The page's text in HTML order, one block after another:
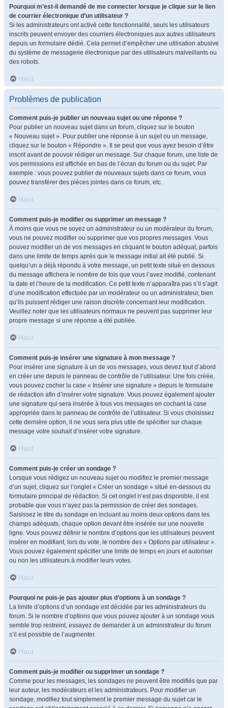
Pourquoi m’est-il demandé de me connecter lorsque je clique sur le lien
de courrier électronique d’un utilisateur ?
Si les administrateurs ont activé cette fonctionnalité, seuls les utilisateurs
inscrits peuvent envoyer des courriers électroniques aux autres utilisateurs
depuis un formulaire dédié. Cela permet d’empêcher une utilisation abusive
du système de messagerie électronique par des utilisateurs malveillants ou
des robots.
Haut
Problèmes de publication
Comment puis-je publier un nouveau sujet ou une réponse ?
Pour publier un nouveau sujet dans un forum, cliquez sur le bouton
« Nouveau sujet ». Pour publier une réponse à un sujet ou un message,
cliquez sur le bouton « Répondre ». Il se peut que vous ayez besoin d’être
inscrit avant de pouvoir rédiger un message. Sur chaque forum, une liste de
vos permissions est affichée en bas de l’écran du forum ou du sujet. Par
exemple : vous pouvez publier de nouveaux sujets dans ce forum, vous
pouvez transférer des pièces jointes dans ce forum, etc.
Haut
Comment puis-je modifier ou supprimer un message ?
À moins que vous ne soyez un administrateur ou un modérateur du forum,
vous ne pouvez modifier ou supprimer que vos propres messages. Vous
pouvez modifier un de vos messages en cliquant le bouton adéquat, parfois
dans une limite de temps après que le message initial ait été publié. Si
quelqu’un a déjà répondu à votre message, un petit texte situé en dessous
du message affichera le nombre de fois que vous l’avez modifié, contenant
la date et l’heure de la modification. Ce petit texte n’apparaîtra pas s’il s’agit
d’une modification effectuée par un modérateur ou un administrateur, bien
qu’ils puissent rédiger une raison discrète concernant leur modification.
Veuillez noter que les utilisateurs normaux ne peuvent pas supprimer leur
propre message si une réponse a été publiée.
Haut
Comment puis-je insérer une signature à mon message ?
Pour insérer une signature à un de vos messages, vous devez tout d’abord
en créer une depuis le panneau de contrôle de l’utilisateur. Une fois créée,
vous pouvez cocher la case « Insérer une signature » depuis le formulaire
de rédaction afin d’insérer votre signature. Vous pouvez également ajouter
une signature qui sera insérée à tous vos messages en cochant la case
appropriée dans le panneau de contrôle de l’utilisateur. Si vous choisissez
cette dernière option, il ne vous sera plus utile de spécifier sur chaque
message votre souhait d’insérer votre signature.
Haut
Comment puis-je créer un sondage ?
Lorsque vous rédigez un nouveau sujet ou modifiez le premier message
d’un sujet, cliquez sur l’onglet « Créer un sondage » situé en-dessous du
formulaire principal de rédaction. Si cet onglet n’est pas disponible, il est
probable que vous n’ayez pas la permission de créer des sondages.
Saisissez le titre du sondage en incluant au moins deux options dans les
champs adéquats, chaque option devant être insérée sur une nouvelle
ligne. Vous pouvez définir le nombre d’options que les utilisateurs peuvent
insérer en modifiant, lors du vote, le nombre des « Options par utilisateur ».
Vous pouvez également spécifier une limite de temps en jours et autoriser
ou non les utilisateurs à modifier leurs votes.
Haut
Pourquoi ne puis-je pas ajouter plus d’options à un sondage ?
La limite d’options d’un sondage est décidée par les administrateurs du
forum. Si le nombre d’options que vous pouvez ajouter à un sondage vous
semble trop restreint, essayez de demander à un administrateur du forum
s’il est possible de l’augmenter.
Haut
Comment puis-je modifier ou supprimer un sondage ?
Comme pour les messages, les sondages ne peuvent être modifiés que par
leur auteur, les modérateurs et les administrateurs. Pour modifier un
sondage, modifiez tout simplement le premier message du sujet car le